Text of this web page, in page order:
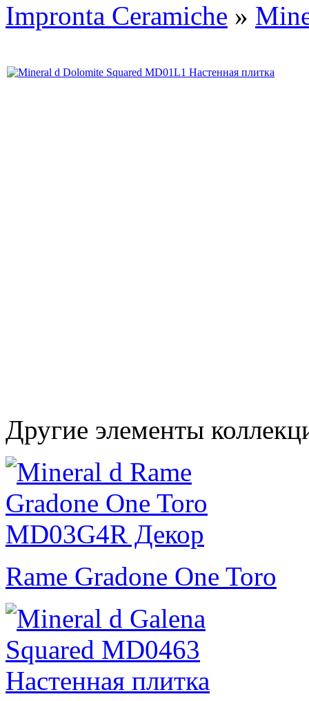
Impronta Ceramiche »
Другие элементы
Rame Gradone One Toro